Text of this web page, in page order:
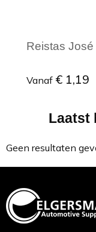
Reistas
Vanaf € 1,19
Minimale
Laatst
Geen resultaten